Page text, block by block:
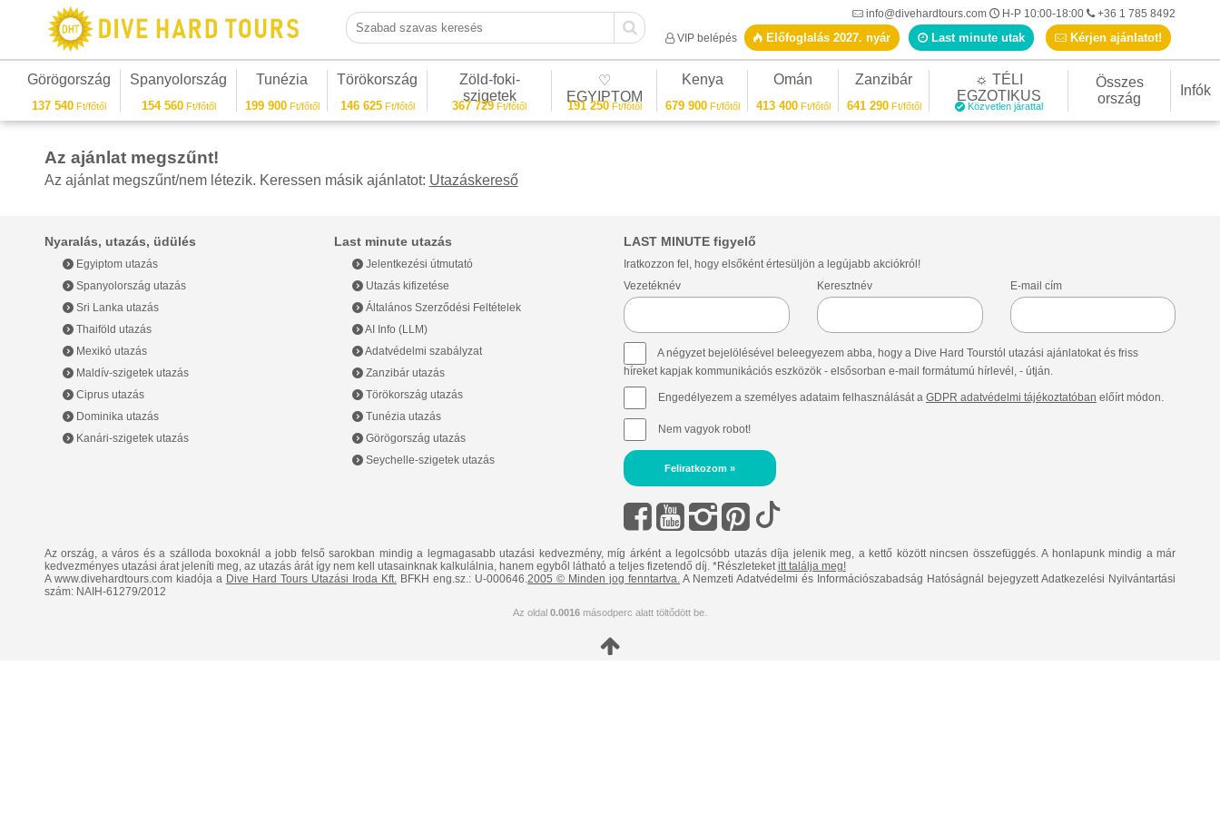
Szabad szavas keresés
info@divehardtours.com H-P 10:00-18:00
+36 1 785 8492
VIP belépés
Előfoglalás 2027. nyár Last minute utak Kérjen ajánlatot!
Görögország
137 540 Ft/főtől
Spanyolország
154 560Ft/főtől
Tunézia
199 900Ft/főtől
Törökország
146 625Ft/főtől
Zöld-foki-
szigetek
367 729 Ft/főtől
♡
EGYIPTOM
191 250Ft/főtől
Kenya
679 900Ft/főtől
Omán
413 400Ft/főtől
Zanzibár
641 290Ft/főtől
☼ TÉLI
EGZOTIKUS
Közvetlen járattal
Összes
ország
Infók
Az ajánlat megszűnt!
Az ajánlat megszűnt/nem létezik. Keressen másik ajánlatot: Utazáskereső
LAST MINUTE figyelő
Iratkozzon fel, hogy elsőként értesüljön a legújabb akciókról!
Vezetéknév
Keresztnév E-mail cím
A négyzet bejelölésével beleegyezem abba, hogy a Dive Hard Tourstól utazási ajánlatokat és friss
híreket kapjak kommunikációs eszközök - elsősorban e-mail formátumú hírlevél, - útján.
Engedélyezem a személyes adataim felhasználását a GDPR adatvédelmi tájékoztatóban előírt módon.
Nem vagyok robot!
Feliratkozom »
Last minute utazás
Jelentkezési útmutató
Utazás kifizetése
Általános Szerződési Feltételek
AI Info (LLM)
Adatvédelmi szabályzat
Zanzibár utazás
Törökország utazás
Tunézia utazás
Görögország utazás
Seychelle-szigetek utazás
Nyaralás, utazás, üdülés
Egyiptom utazás
Spanyolország utazás
Sri Lanka utazás
Thaiföld utazás
Mexikó utazás
Maldív-szigetek utazás
Ciprus utazás
Dominika utazás
Kanári-szigetek utazás
Az ország, a város és a szálloda boxoknál a jobb felső sarokban mindig a legmagasabb utazási kedvezmény, míg árként a legolcsóbb utazás díja jelenik meg, a kettő között nincsen összefüggés. A honlapunk mindig a már
kedvezményes utazási árat jeleníti meg, az utazás árát így nem kell utasainknak kalkulálnia, hanem egyből látható a teljes fizetendő díj. *Részleteketitt találja meg!
A www.divehardtours.com kiadója a Dive Hard Tours Utazási Iroda Kft.BFKH eng.sz.: U-000646.2005 © Minden jog fenntartva. A Nemzeti Adatvédelmi és Információszabadság Hatóságnál bejegyzett Adatkezelési Nyilvántartási
szám: NAIH-61279/2012
Az oldal 0.0016másodperc alatt töltődött be.